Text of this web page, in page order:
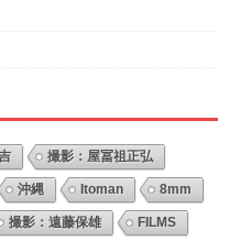
撮影：屋冨祖正弘
沖縄 Itoman 8mm
撮影：遠藤保雄 FILMS